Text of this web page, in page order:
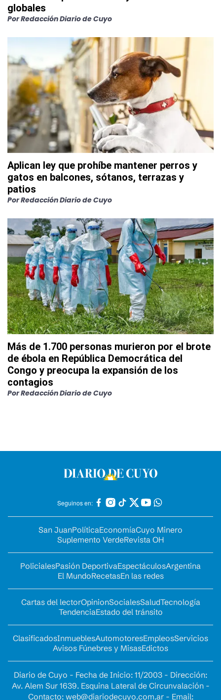
globales
PorRedacción Diario de Cuyo
Aplican ley que prohíbe mantener perros y
gatos en balcones, sótanos, terrazas y
patios
PorRedacción Diario de Cuyo
Más de 1.700 personas murieron por el brote
de ébola en República Democrática del
Congo y preocupa la expansión de los
contagios
PorRedacción Diario de Cuyo
Seguinos en:
San JuanPolíticaEconomíaCuyo Minero
Suplemento VerdeRevista OH
PolicialesPasión DeportivaEspectáculosArgentina
El MundoRecetasEn las redes
Cartas del lectorOpinionSocialesSaludTecnología
TendenciaEstado del tránsito
ClasificadosInmueblesAutomotoresEmpleosServicios
Avisos Fúnebres y MisasEdictos
Diario de Cuyo - Fecha de Inicio: 11/2003 - Dirección:
Av. Alem Sur 1639. Esquina Lateral de Circunvalación -
Contacto: web@diariodecuyo.com.ar- Email: